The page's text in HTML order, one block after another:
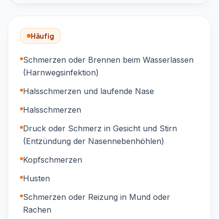
Häufig
Schmerzen oder Brennen beim Wasserlassen
(Harnwegsinfektion)
Halsschmerzen und laufende Nase
Halsschmerzen
Druck oder Schmerz in Gesicht und Stirn
(Entzündung der Nasennebenhöhlen)
Kopfschmerzen
Husten
Schmerzen oder Reizung in Mund oder
Rachen